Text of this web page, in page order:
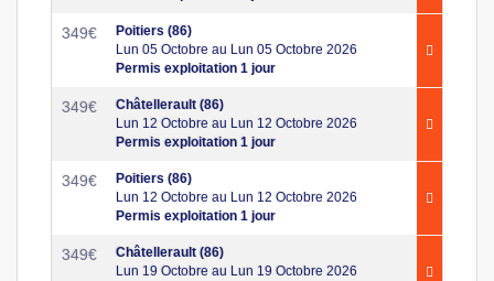
349€
Poitiers (86)
Lun 05 Octobre au Lun 05 Octobre 2026
Permis exploitation 1 jour
349€
Châtellerault (86)
Lun 12 Octobre au Lun 12 Octobre 2026
Permis exploitation 1 jour
349€
Poitiers (86)
Lun 12 Octobre au Lun 12 Octobre 2026
Permis exploitation 1 jour
349€
Châtellerault (86)
Lun 19 Octobre au Lun 19 Octobre 2026